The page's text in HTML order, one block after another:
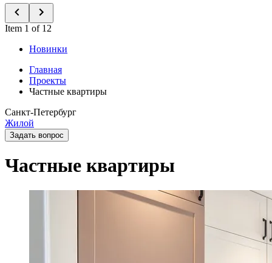
Item 1 of 12
Новинки
Главная
Проекты
Частные квартиры
Санкт-Петербург
Жилой
Задать вопрос
Частные квартиры